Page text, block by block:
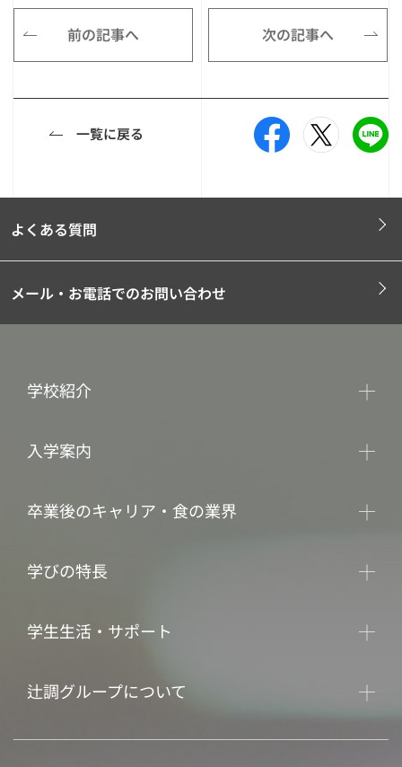
前の記事へ 次の記事へ
一覧に戻る
よくある質問
メール・お電話でのお問い合わせ
学校紹介
入学案内
卒業後のキャリア・食の業界
学びの特長
学生生活・サポート
辻調グループについて